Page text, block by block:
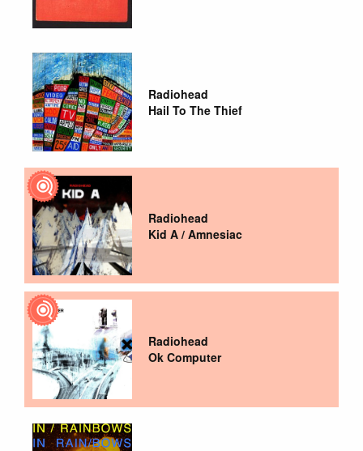
Radiohead
Hail To The Thief
Radiohead
Kid A / Amnesiac
Radiohead
Ok Computer